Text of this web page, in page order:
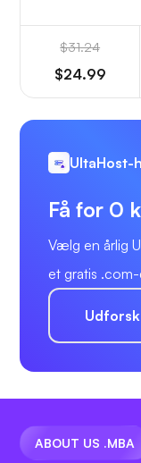
$31.24
$24.99
UltaHost-
Få for 0
Vælg en årlig
et gratis
ABOUT US .MBA